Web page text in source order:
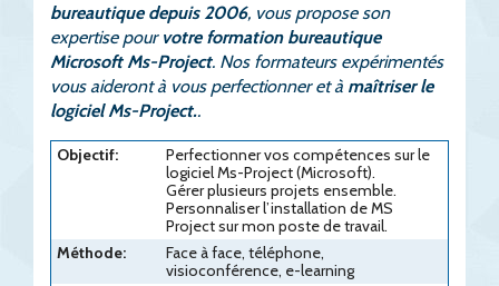
bureautique depuis 2006, vous propose son
expertise pour votre formation bureautique
Microsoft Ms-Project. Nos formateurs expérimentés
vous aideront à vous perfectionner et à maîtriser le
logiciel Ms-Project..
Objectif:
Perfectionner vos compétences sur le
logiciel Ms-Project (Microsoft).
Gérer plusieurs projets ensemble.
Personnaliser l’installation de MS
Project sur mon poste de travail.
Méthode:
Face à face, téléphone,
visioconférence, e-learning